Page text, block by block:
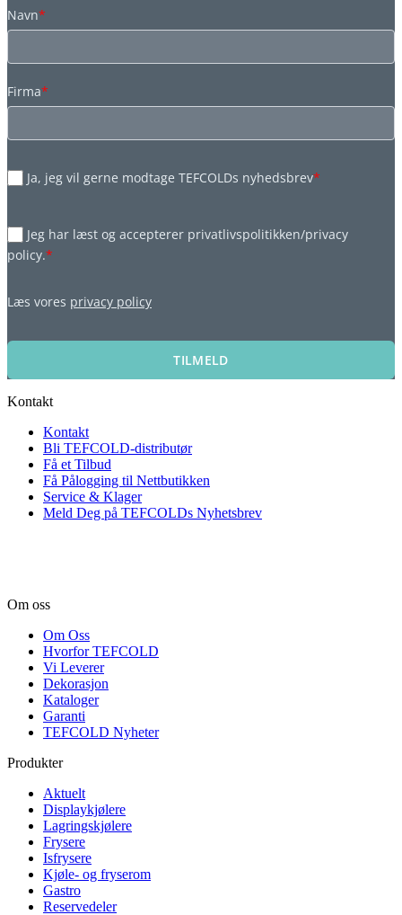
Navn*
Firma*
Ja, jeg vil gerne modtage TEFCOLDs nyhedsbrev*
Jeg har læst og accepterer privatlivspolitikken/privacy
policy.*
Læs vores privacy policy
TILMELD
Kontakt
Kontakt
Bli TEFCOLD-distributør
Få et Tilbud
Få Pålogging til Nettbutikken
Service & Klager
Meld Deg på TEFCOLDs Nyhetsbrev
Om oss
Om Oss
Hvorfor TEFCOLD
Vi Leverer
Dekorasjon
Kataloger
Garanti
TEFCOLD Nyheter
Produkter
Aktuelt
Displaykjølere
Lagringskjølere
Frysere
Isfrysere
Kjøle- og fryserom
Gastro
Reservedeler